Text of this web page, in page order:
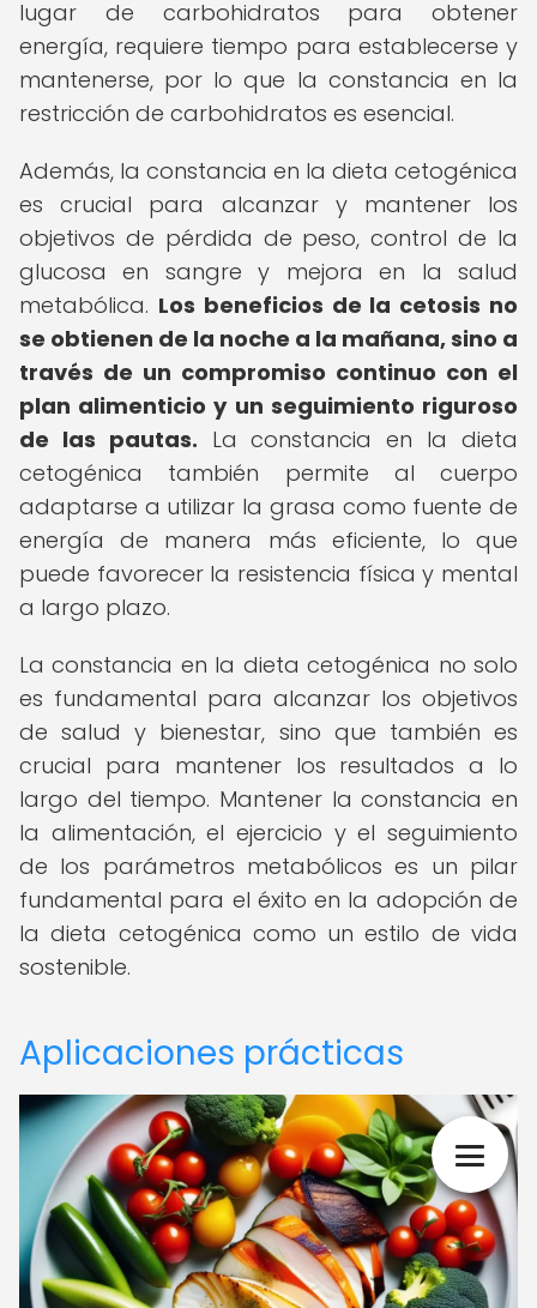
lugar de carbohidratos para obtener
energía, requiere tiempo para establecerse y
mantenerse, por lo que la constancia en la
restricción de carbohidratos es esencial.
Además, la constancia en la dieta cetogénica
es crucial para alcanzar y mantener los
objetivos de pérdida de peso, control de la
glucosa en sangre y mejora en la salud
metabólica. Los beneficios de la cetosis no
se obtienen de la noche a la mañana, sino a
través de un compromiso continuo con el
plan alimenticio y un seguimiento riguroso
de las pautas. La constancia en la dieta
cetogénica también permite al cuerpo
adaptarse a utilizar la grasa como fuente de
energía de manera más eficiente, lo que
puede favorecer la resistencia física y mental
a largo plazo.
La constancia en la dieta cetogénica no solo
es fundamental para alcanzar los objetivos
de salud y bienestar, sino que también es
crucial para mantener los resultados a lo
largo del tiempo. Mantener la constancia en
la alimentación, el ejercicio y el seguimiento
de los parámetros metabólicos es un pilar
fundamental para el éxito en la adopción de
la dieta cetogénica como un estilo de vida
sostenible.
Aplicaciones prácticas